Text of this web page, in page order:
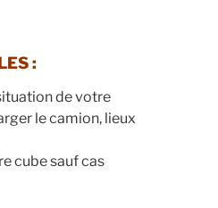
:
de votre
le camion, lieux
cube sauf cas